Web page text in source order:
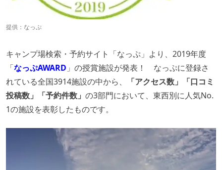
提供：なっぷ
キャンプ場検索・予約サイト「なっぷ」より、2019年度
「なっぷAWARD 」の授賞施設が発表！ なっぷに登録さ
れている全国3914施設の中から、
「アクセス数」「口コミ
投稿数」「予約件数」 の3部門において、東西別に人気No.
1の施設を表彰したものです。